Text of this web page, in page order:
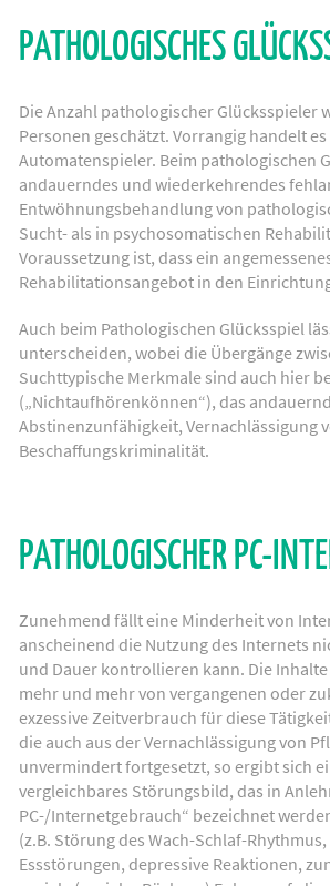
PATHOLOGISCHES
Die Anzahl pathologischer Glücksspieler
Personen geschätzt. Vorrangig handelt
Automatenspieler. Beim pathologischen
andauerndes und wiederkehrendes
Entwöhnungsbehandlung von
Sucht- als in psychosomatischen
Voraussetzung ist, dass ein
Rehabilitationsangebot in den
Auch beim Pathologischen Glücksspiel
unterscheiden, wobei die Übergänge
Suchttypische Merkmale sind auch hier
(„Nichtaufhörenkönnen“), das
Abstinenzunfähigkeit, Vernachlässigung
Beschaffungskriminalität.
PATHOLOGISCHER PC-
Zunehmend fällt eine Minderheit von
anscheinend die Nutzung des Internets
und Dauer kontrollieren kann. Die
mehr und mehr von vergangenen oder
exzessive Zeitverbrauch für diese
die auch aus der Vernachlässigung von
unvermindert fortgesetzt, so ergibt sich
vergleichbares Störungsbild, das in
PC-/Internetgebrauch“ bezeichnet
(z.B. Störung des Wach-Schlaf-
Essstörungen, depressive Reaktionen,